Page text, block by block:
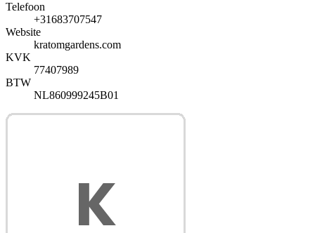
Telefoon
+31683707547
Website
kratomgardens.com
KVK
77407989
BTW
NL860999245B01